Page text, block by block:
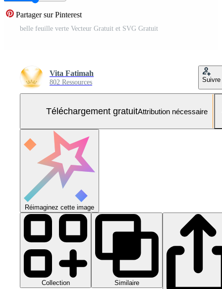
Partager sur Pinterest
belle feuille verte Vecteur Gratuit et SVG Gratuit
Vita Fatimah
802 Ressources Suivre
Téléchargement gratuitAttribution nécessaire
Réimaginez cette image
Collection Similaire